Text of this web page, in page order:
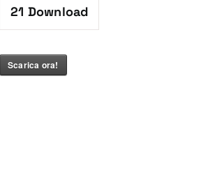
21 Download
Scarica ora!